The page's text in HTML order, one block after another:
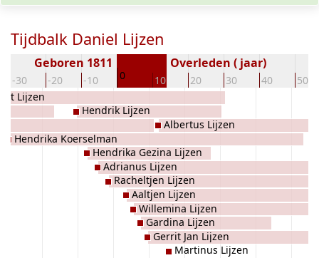
Tijdbalk Daniel Lijzen
-30 -20 -10 0 10 20 30 40 50
Geboren 1811 Overleden ( jaar)
Lijzen
Hendrika Koerselman
Hendrik Lijzen
Hendrika Gezina Lijzen
Adrianus Lijzen
Racheltjen Lijzen
Aaltjen Lijzen
Willemina Lijzen
Gardina Lijzen
Gerrit Jan Lijzen
Albertus Lijzen
Martinus Lijzen